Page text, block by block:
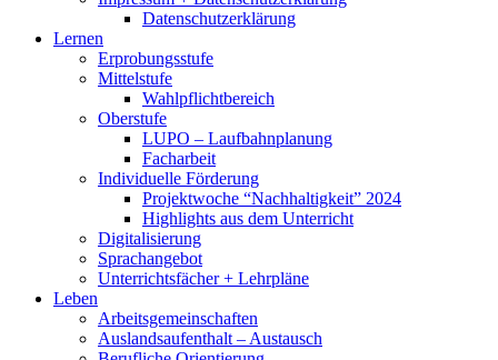
Datenschutzerklärung
Lernen
Erprobungsstufe
Mittelstufe
Wahlpflichtbereich
Oberstufe
LUPO – Laufbahnplanung
Facharbeit
Individuelle Förderung
Projektwoche “Nachhaltigkeit” 2024
Highlights aus dem Unterricht
Digitalisierung
Sprachangebot
Unterrichtsfächer + Lehrpläne
Leben
Arbeitsgemeinschaften
Auslandsaufenthalt – Austausch